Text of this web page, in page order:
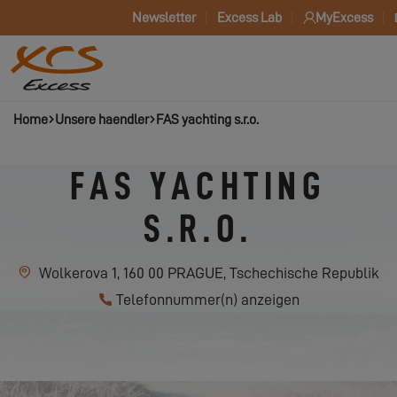
Newsletter Excess Lab MyExcess
Home Unsere haendler FAS yachting s.r.o.
FAS YACHTING
S.R.O.
Wolkerova 1, 160 00 PRAGUE, Tschechische Republik
Telefonnummer(n) anzeigen